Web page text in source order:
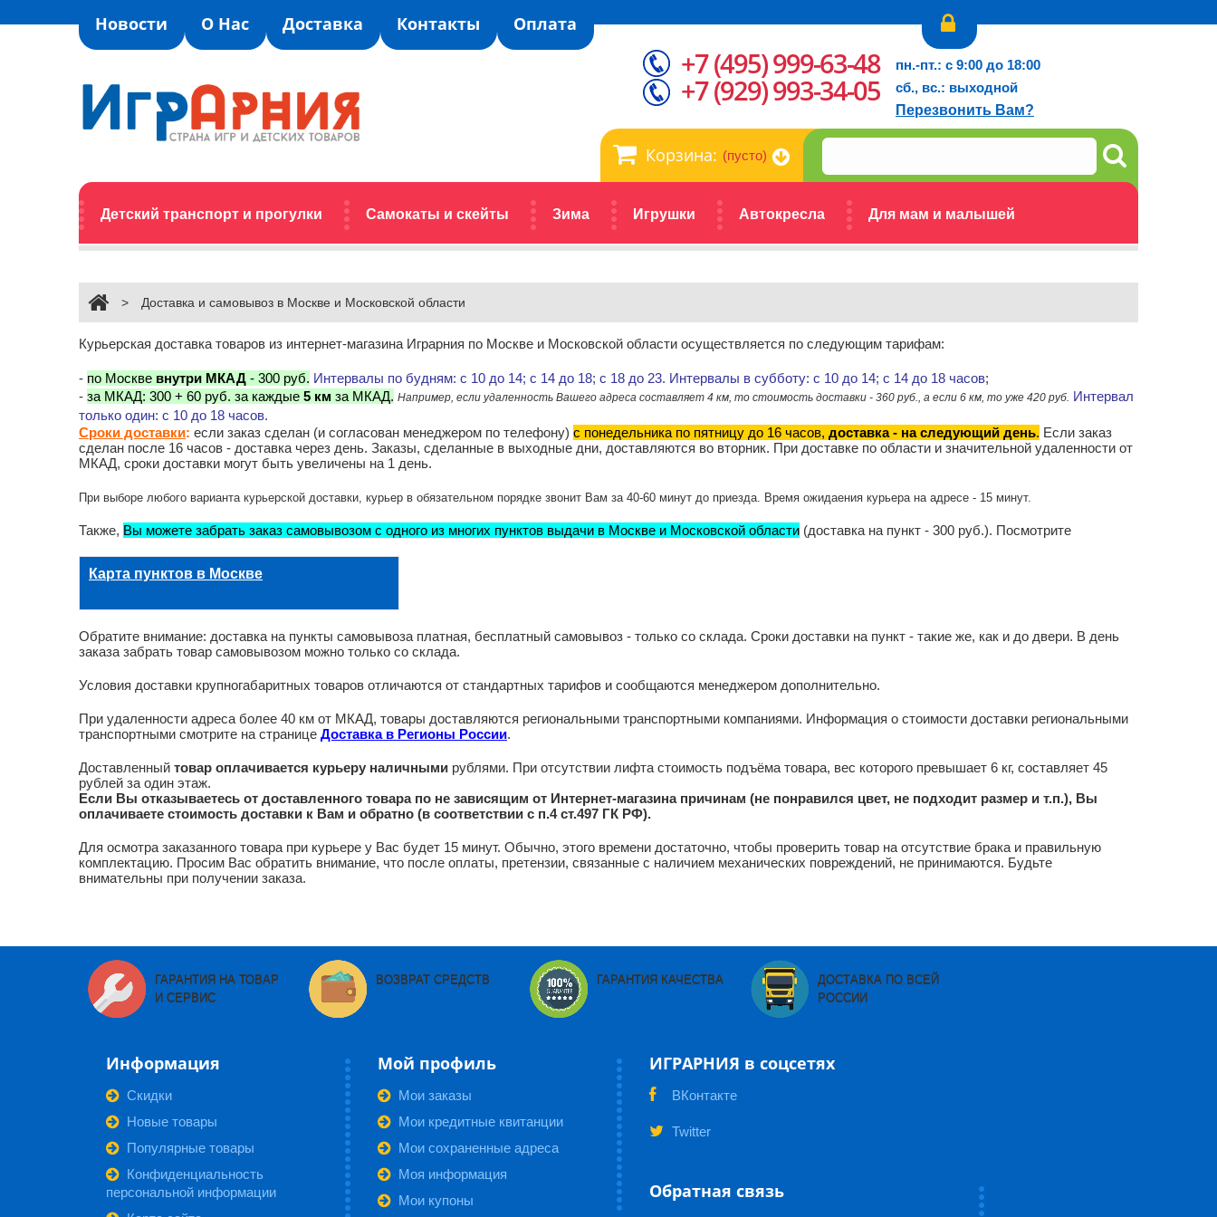
Новости О Нас Доставка Контакты Оплата
Корзина: (пусто)
Детский транспорт и прогулки Самокаты и скейты Зима Игрушки Автокресла Для мам и малышей
+7 (495) 999-63-48
+7 (929) 993-34-05
пн.-пт.: с 9:00 до 18:00
сб., вс.: выходной
Перезвонить Вам?
> Доставка и самовывоз в Москве и Московской области
Курьерская доставка товаров из интернет-магазина Играрния по Москве и Московской области осуществляется по следующим тарифам:
- по Москве внутри МКАД - 300 руб. Интервалы по будням: с 10 до 14; с 14 до 18; с 18 до 23. Интервалы в субботу: с 10 до 14; с 14 до 18 часов;
- за МКАД: 300 + 60 руб. за каждые 5 км за МКАД. Например, если удаленность Вашего адреса составляет 4 км, то стоимость доставки - 360 руб., а если 6 км, то уже 420 руб. Интервал
только один: с 10 до 18 часов.
Сроки доставки: если заказ сделан (и согласован менеджером по телефону) с понедельника по пятницу до 16 часов, доставка - на следующий день. Если заказ
сделан после 16 часов - доставка через день. Заказы, сделанные в выходные дни, доставляются во вторник. При доставке по области и значительной удаленности от
МКАД, сроки доставки могут быть увеличены на 1 день.
При выборе любого варианта курьерской доставки, курьер в обязательном порядке звонит Вам за 40-60 минут до приезда. Время ожидаения курьера на адресе - 15 минут.
Также, Вы можете забрать заказ самовывозом с одного из многих пунктов выдачи в Москве и Московской области (доставка на пункт - 300 руб.). Посмотрите
Карта пунктов в Москве
Обратите внимание: доставка на пункты самовывоза платная, бесплатный самовывоз - только со склада. Сроки доставки на пункт - такие же, как и до двери. В день
заказа забрать товар самовывозом можно только со склада.
Условия доставки крупногабаритных товаров отличаются от стандартных тарифов и сообщаются менеджером дополнительно.
При удаленности адреса более 40 км от МКАД, товары доставляются региональными транспортными компаниями. Информация о стоимости доставки региональными
транспортными смотрите на странице Доставка в Регионы России.
Доставленный товар оплачивается курьеру наличными рублями. При отсутствии лифта стоимость подъёма товара, вес которого превышает 6 кг, составляет 45
рублей за один этаж.
Если Вы отказываетесь от доставленного товара по не зависящим от Интернет-магазина причинам (не понравился цвет, не подходит размер и т.п.), Вы
оплачиваете стоимость доставки к Вам и обратно (в соответствии с п.4 ст.497 ГК РФ).
Для осмотра заказанного товара при курьере у Вас будет 15 минут. Обычно, этого времени достаточно, чтобы проверить товар на отсутствие брака и правильную
комплектацию. Просим Вас обратить внимание, что после оплаты, претензии, связанные с наличием механических повреждений, не принимаются. Будьте
внимательны при получении заказа.
ГАРАНТИЯ НА ТОВАР
И СЕРВИС
ВОЗВРАТ СРЕДСТВ ГАРАНТИЯ КАЧЕСТВА
ДОСТАВКА ПО ВСЕЙ
РОССИИ
Информация
Скидки
Новые товары
Популярные товары
Конфиденциальность
персональной информации
Мой профиль
Мои заказы
Мои кредитные квитанции
Мои сохраненные адреса
Моя информация
Мои купоны
ИГРАРНИЯ в соцсетях
ВКонтакте
Twitter
Обратная связь